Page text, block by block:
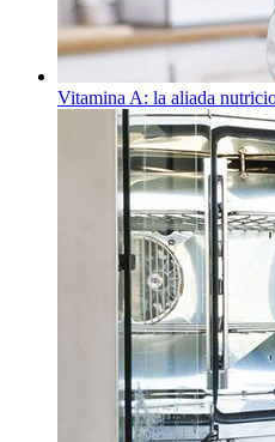
Vitamina A: la aliada